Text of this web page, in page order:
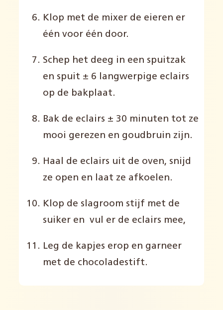
Klop met de mixer de eieren er
één voor één door.
Schep het deeg in een spuitzak
en spuit ± 6 langwerpige eclairs
op de bakplaat.
Bak de eclairs ± 30 minuten tot ze
mooi gerezen en goudbruin zijn.
Haal de eclairs uit de oven, snijd
ze open en laat ze afkoelen.
Klop de slagroom stijf met de
suiker en vul er de eclairs mee,
Leg de kapjes erop en garneer
met de chocoladestift.